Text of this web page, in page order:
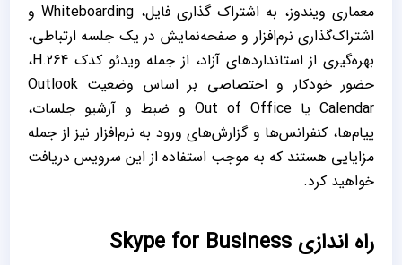
معماری ویندوز، به اشتراک گذاری فایل، Whiteboarding و
اشتراک‌گذاری نرم‌افزار و صفحه‌نمایش در یک جلسه ارتباطی،
بهره‌گیری از استانداردهای آزاد، از جمله ویدئو کدک H.264،
حضور خودکار و اختصاصی بر اساس وضعیت Outlook
Calendar یا Out of Office و ضبط و آرشیو جلسات،
پیام‌ها، کنفرانس‌ها و گزارش‌های ورود به نرم‌افزار نیز از جمله
مزایایی هستند که به موجب استفاده از این سرویس دریافت
خواهید کرد.
راه اندازی Skype for Business